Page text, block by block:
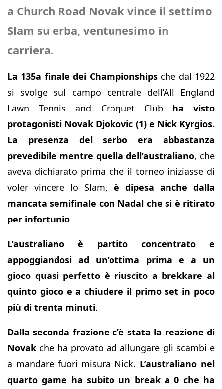
a Church Road Novak vince il settimo
Slam su erba, ventunesimo in
carriera.
La 135a finale dei Championshipsche dal 1922
si svolge sul campo centrale dell’All England
Lawn Tennis and Croquet Club ha visto
protagonisti Novak Djokovic (1) e Nick Kyrgios.
La presenza del serbo era abbastanza
prevedibile mentre quella dell’australiano, che
aveva dichiarato prima che il torneo iniziasse di
voler vincere lo Slam, è dipesa anche dalla
mancata semifinale con Nadal che si è ritirato
per infortunio.
L’australiano è partito concentrato e
appoggiandosi ad un’ottima prima e a un
gioco quasi perfetto è riuscito a brekkare al
quinto gioco e a chiudere il primo set in poco
più di trenta minuti.
Dalla seconda frazione c’è stata la reazione di
Novak che ha provato ad allungare gli scambi e
a mandare fuori misura Nick. L’australiano nel
quarto game ha subito un break a 0 che ha